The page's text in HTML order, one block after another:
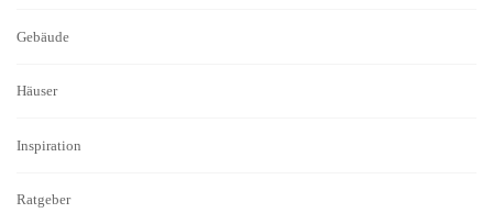
Gebäude
Häuser
Inspiration
Ratgeber